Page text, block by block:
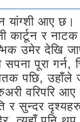
यांग्शी आए छ।
कार्टून र
उमेर देखि
पूरा गर्न,
पछि, उहाँले
वरिपरि
र सुन्दर